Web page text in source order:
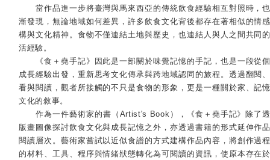
當作品進一步將臺灣與馬來西亞的傳統飲食經驗相互對照時，
漸發現，無論地域如何差異，許多飲食文化背後都存在著相似的情
構與文化精神。食物不僅連結土地與歷史，也連結人與人之間共同
活經驗。
《食＋堯手記》因此是一部關於味覺記憶的手記，也是一段從
成長經驗出發，重新思考文化傳承與跨地域認同的旅程。透過翻閱
看與閱讀，觀者所接觸的不只是食物的形象，更是一種關於家、記
文化的敘事。
作為一件藝術家的書（ Artist's Book ），《食＋堯手記》除了
版畫圖像探討飲食文化與成長記憶之外，亦透過書籍的形式延伸作
閱讀層次。藝術家嘗試以近似食譜的方式建構作品內容，將創作過
的材料、工具、程序與情緒狀態轉化為可閱讀的資訊，使原本存在